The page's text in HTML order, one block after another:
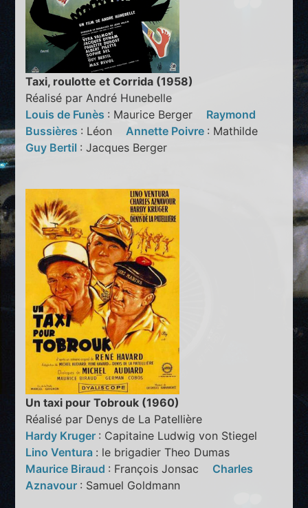
Taxi, roulotte et Corrida (1958)
Réalisé par André Hunebelle
Louis de Funès : Maurice Berger Raymond
Bussières : Léon Annette Poivre : Mathilde
Guy Bertil : Jacques Berger
Un taxi pour Tobrouk (1960)
Réalisé par Denys de La Patellière
Hardy Kruger : Capitaine Ludwig von Stiegel
Lino Ventura : le brigadier Theo Dumas
Maurice Biraud : François Jonsac Charles
Aznavour : Samuel Goldmann